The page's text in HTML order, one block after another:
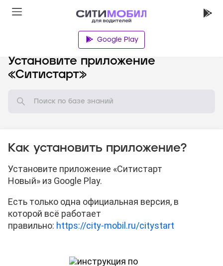
Google Play
Установите приложение
«Ситистарт»
Как установить приложение?
Установите приложение «Ситистарт
Новый» из Google Play.
Есть только одна официальная версия, в
которой всё работает
правильно: https://city-mobil.ru/citystart